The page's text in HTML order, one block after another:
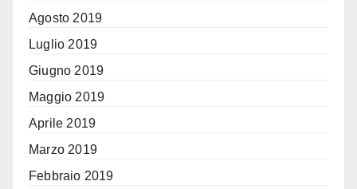
Agosto 2019
Luglio 2019
Giugno 2019
Maggio 2019
Aprile 2019
Marzo 2019
Febbraio 2019